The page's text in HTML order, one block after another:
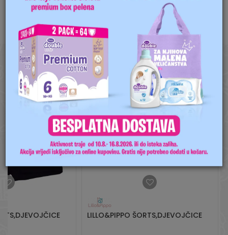
Za više informacija,
pomoć i porudžbine
+387 656-72209
Radno vreme
Pon-Subota: 09:00-
15:00h
Pišite nam
aksaonlinebih@aksabih.ba
POŠALJI
SLIČNI PROIZVODI
50%
LILLO&PIPPO ŠORTS,DJEVOJČICE